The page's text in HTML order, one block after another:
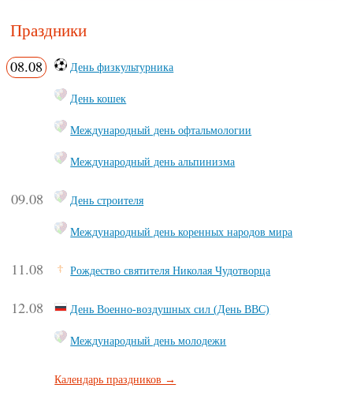
Праздники
08.08 День физкультурника
День кошек
Международный день офтальмологии
Международный день альпинизма
09.08 День строителя
Международный день коренных народов мира
11.08 Рождество святителя Николая Чудотворца
12.08 День Военно-воздушных сил (День ВВС)
Международный день молодежи
Календарь праздников →